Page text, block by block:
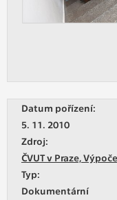
Datum pořízení:
5. 11. 2010
Zdroj:
ČVUT v Praze,
Typ:
Dokumentární